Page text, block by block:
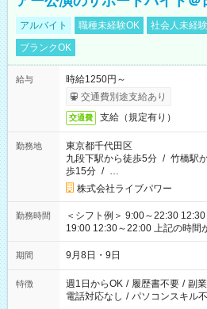
アルバイト 職種未経験OK 社会人未経
ブランクOK
給与
時給1250円～
交通費別途支給あり
交通費 支給（規定有り）
勤務地
東京都千代田区
九段下駅から徒歩5分 / 竹橋駅
歩15分 / …
株式会社ライブパワー
勤務時間
＜シフト例＞ 9:00～22:30
19:00 12:30～22:00 上記の時間から好きな時間を選べます！ ※
時間は変更となる可能性があり
期間 9月8日・9日
特徴 週1日からOK / 履歴書不要 / 副
電話対応なし / パソコンスキル